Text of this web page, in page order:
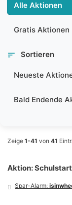
Alle Aktionen
Gratis Aktionen
Sortieren
Neueste
Bald Endende
Zeige 1-41 von 41
Aktion:
Spar-Alarm: